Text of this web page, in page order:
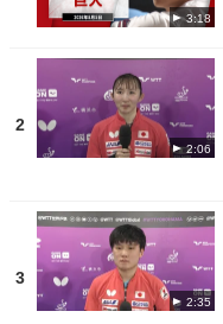
3:18
2
2:06
3
2:35